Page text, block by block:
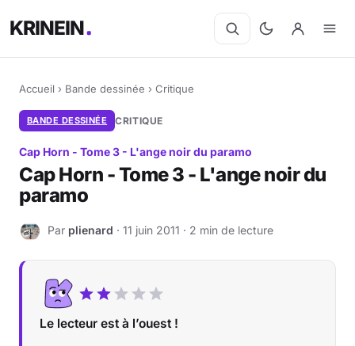
KRINEIN
Accueil › Bande dessinée › Critique
BANDE DESSINÉE CRITIQUE
Cap Horn - Tome 3 - L'ange noir du paramo
Cap Horn - Tome 3 - L'ange noir du
paramo
P Par plienard · 11 juin 2011 · 2 min de lecture
Le lecteur est à l’ouest !